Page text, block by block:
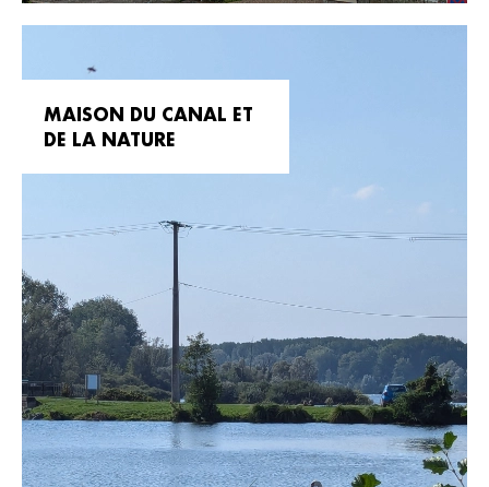
MAISON DU CANAL ET
DE LA NATURE